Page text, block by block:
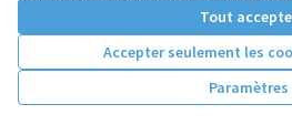
Tout
Accepter seulement les
Paramètres
(Lien externe)Open Source Politics
(Lien
grâce
Decidim
.